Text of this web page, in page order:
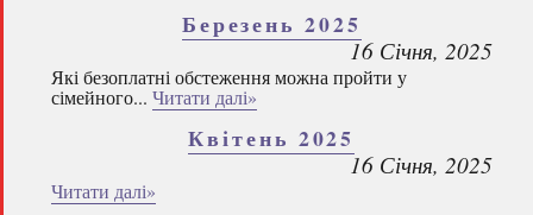
Березень 2025
16 Січня, 2025
Які безоплатні обстеження можна пройти у
сімейного... Читати далі»
Квітень 2025
16 Січня, 2025
Читати далі»